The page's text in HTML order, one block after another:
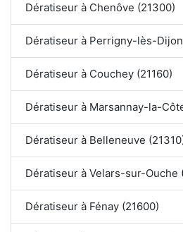
Dératiseur à Chenôve (21300)
Dératiseur à Perrigny-lès-Dijon
Dératiseur à Couchey (21160)
Dératiseur à Marsannay-la-
Dératiseur à Belleneuve
Dératiseur à Velars-sur-Ouche
Dératiseur à Fénay (21600)